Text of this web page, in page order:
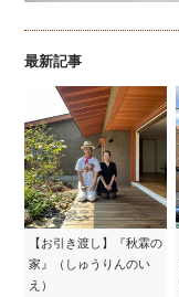
最新記事
【お引き渡し】『秋霖の
家』（しゅうりんのい
え）